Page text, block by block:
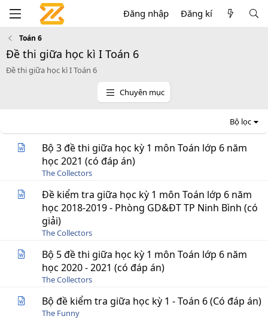
Đăng nhập Đăng kí
Toán 6
Đề thi giữa học kì I Toán 6
Đề thi giữa học kì I Toán 6
Chuyên mục
Bộ lọc
Bộ 3 đề thi giữa học kỳ 1 môn Toán lớp 6 năm
học 2021 (có đáp án)
The Collectors
Đề kiểm tra giữa học kỳ 1 môn Toán lớp 6 năm
học 2018-2019 - Phòng GD&ĐT TP Ninh Bình (có
giải)
The Collectors
Bộ 5 đề thi giữa học kỳ 1 môn Toán lớp 6 năm
học 2020 - 2021 (có đáp án)
The Collectors
Bộ đề kiểm tra giữa học kỳ 1 - Toán 6 (Có đáp án)
The Funny